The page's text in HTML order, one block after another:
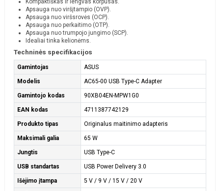
Kompaktiškas ir lengvas korpusas.
Apsauga nuo viršįtampio (OVP).
Apsauga nuo viršsrovės (OCP).
Apsauga nuo perkaitimo (OTP).
Apsauga nuo trumpojo jungimo (SCP).
Idealiai tinka kelionėms.
Techninės specifikacijos
Gamintojas ASUS
Modelis AC65-00 USB Type-C Adapter
Gamintojo kodas 90XB04EN-MPW1G0
EAN kodas 4711387742129
Produkto tipas Originalus maitinimo adapteris
Maksimali galia 65 W
Jungtis USB Type-C
USB standartas USB Power Delivery 3.0
Išėjimo įtampa 5 V / 9 V / 15 V / 20 V